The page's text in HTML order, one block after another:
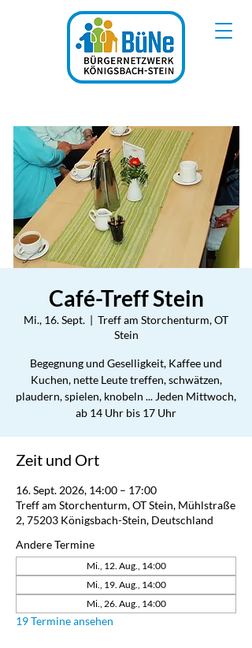
Café-Treff Stein
Mi., 16. Sept.
  |
Treff am Storchenturm, OT
Stein
Begegnung und Geselligkeit, Kaffee und
Kuchen, nette Leute treffen, schwätzen,
plaudern, spielen, knobeln ... Jeden Mittwoch,
ab 14 Uhr bis 17 Uhr
Zeit und Ort
16. Sept. 2026, 14:00 – 17:00
Treff am Storchenturm, OT Stein, Mühlstraße
2, 75203 Königsbach-Stein, Deutschland
Andere Termine
Mi., 12. Aug., 14:00
Mi., 19. Aug., 14:00
Mi., 26. Aug., 14:00
19 Termine ansehen